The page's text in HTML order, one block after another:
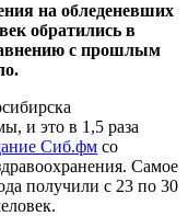
на обледеневших
обратились в
с прошлым
и это в 1,5 раза
Сиб.фм со
Самое
получили с 23 по 30